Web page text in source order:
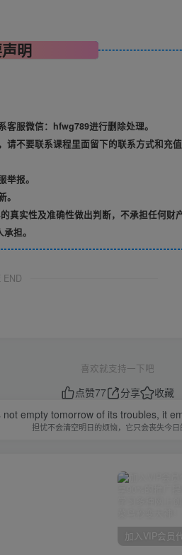
明
服微信：hfwg789进行删除处理。
不要联系课程里面留下的联系方式和充
报。
实性及准确性做出判断，不承担任何财
担。
END
喜欢就支持一下吧
点赞77 分享
收藏
empty tomorrow of its troubles, it
担忧不会清空明日的烦恼，它只会丧失今日